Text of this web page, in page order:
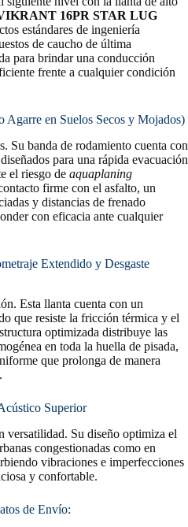
16PR STAR LUG
estándares de ingeniería
de caucho de última
para brindar una conducción
frente a cualquier condición
en Suelos Secos y Mojados)
Su banda de rodamiento cuenta con
para una rápida evacuación
el riesgo de aquaplaning
firme con el asfalto, un
y distancias de frenado
con eficacia ante cualquier
Extendido y Desgaste
Esta llanta cuenta con un
que resiste la fricción térmica y el
optimizada distribuye las
en toda la huella de pisada,
que prolonga de manera
Superior
versatilidad. Su diseño optimiza el
congestionadas como en
vibraciones e imperfecciones
y confortable.
de Envío: